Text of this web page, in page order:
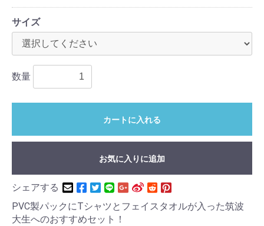
サイズ
数量
カートに入れる
お気に入りに追加
シェアする
PVC製パックにTシャツとフェイスタオルが入った筑波
大生へのおすすめセット！